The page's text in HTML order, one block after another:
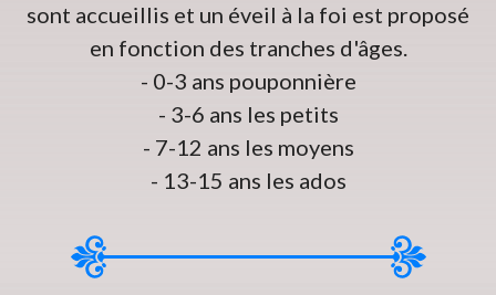
sont accueillis et un éveil à la foi est proposé
en fonction des tranches d'âges.
- 0-3 ans pouponnière
- 3-6 ans les petits
- 7-12 ans les moyens
- 13-15 ans les ados